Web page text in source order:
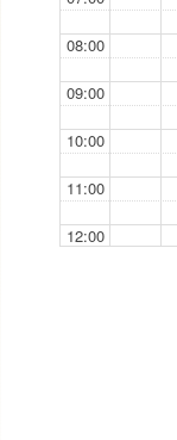
08:00
09:00
10:00
11:00
12:00